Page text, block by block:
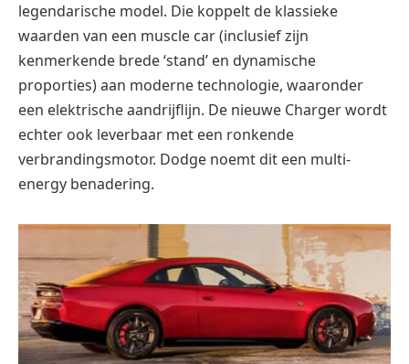
legendarische model. Die koppelt de klassieke
waarden van een muscle car (inclusief zijn
kenmerkende brede ‘stand’ en dynamische
proporties) aan moderne technologie, waaronder
een elektrische aandrijflijn. De nieuwe Charger wordt
echter ook leverbaar met een ronkende
verbrandingsmotor. Dodge noemt dit een multi-
energy benadering.